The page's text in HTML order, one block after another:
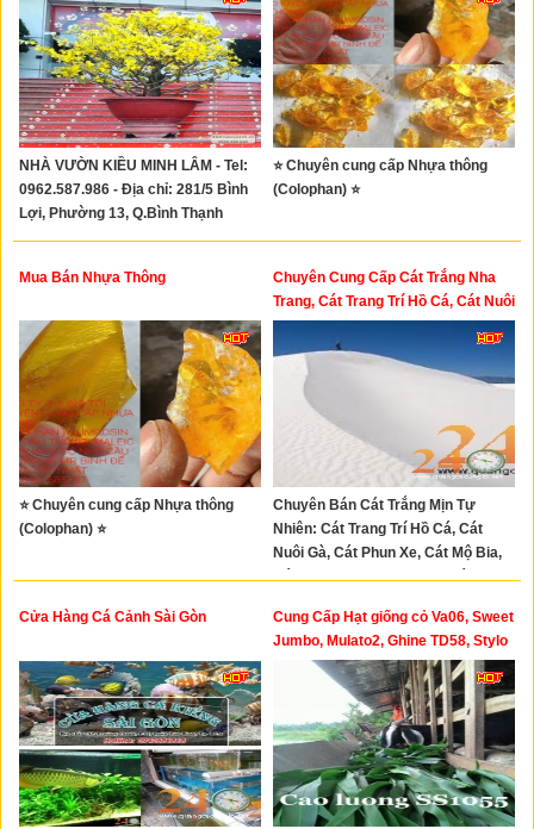
NHÀ VƯỜN KIỀU MINH LÂM - Tel:
0962.587.986 - Địa chỉ: 281/5 Bình
Lợi, Phường 13, Q.Bình Thạnh
⭐ Chuyên cung cấp Nhựa thông
(Colophan) ⭐
Mua Bán Nhựa Thông
⭐ Chuyên cung cấp Nhựa thông
(Colophan) ⭐
Chuyên Cung Cấp Cát Trắng Nha
Trang, Cát Trang Trí Hồ Cá, Cát Nuôi
Gà, Cát Phun Xe, Cát Mộ Bia, Cát
Khu Vui Chơi Trẻ Em, Cát Bỏ Lư
Hương
Chuyên Bán Cát Trắng Mịn Tự
Nhiên: Cát Trang Trí Hồ Cá, Cát
Nuôi Gà, Cát Phun Xe, Cát Mộ Bia,
Cát Khu Vui Chơi Trẻ Em, Cát Bỏ
Cửa Hàng Cá Cảnh Sài Gòn
Cung Cấp Hạt giống cỏ Va06, Sweet
Jumbo, Mulato2, Ghine TD58, Stylo